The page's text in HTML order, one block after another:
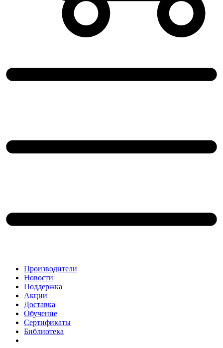
Производители
Новости
Поддержка
Акции
Доставка
Обучение
Сертификаты
Библиотека